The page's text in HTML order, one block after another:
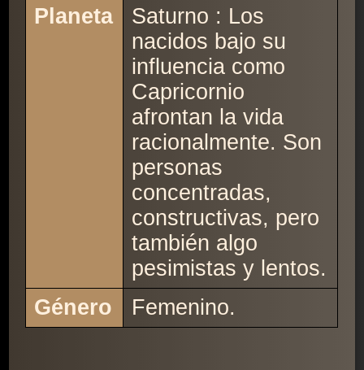
Planeta
Saturno : Los
nacidos bajo su
influencia como
Capricornio
afrontan la vida
racionalmente. Son
personas
concentradas,
constructivas, pero
también algo
pesimistas y lentos.
Género
Femenino.